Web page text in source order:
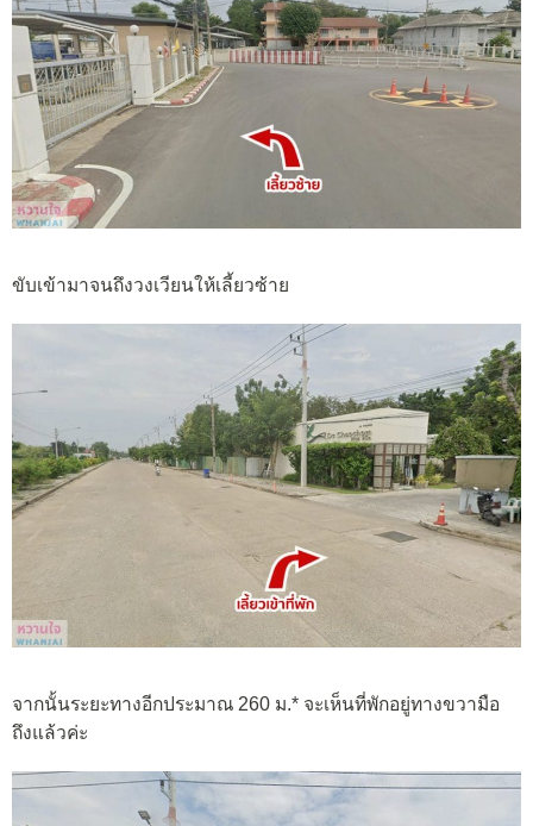
ขับเข้ามาจนถึงวงเวียนให้เลี้ยวซ้าย
จากนั้นระยะทางอีกประมาณ 260 ม.* จะเห็นที่พักอยู่ทางขวามือ
ถึงแล้วค่ะ